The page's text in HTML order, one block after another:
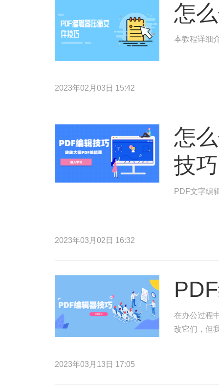
怎
本教程详细
2023年02月03日 15:42
怎
技巧
PDF文字编
2023年03月02日 16:32
在办公过程
改它们，但
2023年03月13日 17:05